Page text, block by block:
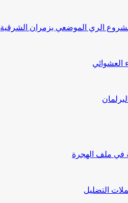
الري الموضعي بزمران الشرقية
العشوائي
في ملف الهجرة
التضليل